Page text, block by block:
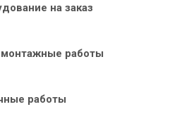
на заказ
работы
работы